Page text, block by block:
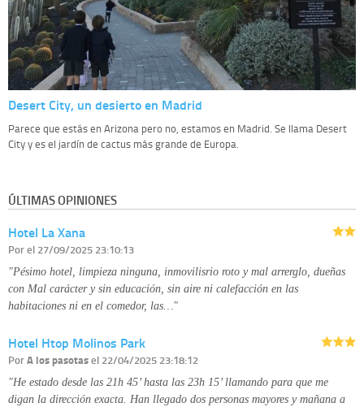
Desert City, un desierto en Madrid
Parece que estás en Arizona pero no, estamos en Madrid. Se llama Desert
City y es el jardín de cactus más grande de Europa.
ÚLTIMAS OPINIONES
Hotel La Xana
Porel 27/09/2025 23:10:13
"Pésimo hotel, limpieza ninguna, inmovilisrio roto y mal arrerglo, dueñas
con Mal carácter y sin educación, sin aire ni calefacción en las
habitaciones ni en el comedor, las…"
Hotel Htop Molinos Park
PorA los pasotasel 22/04/2025 23:18:12
"He estado desde las 21h 45’ hasta las 23h 15’ llamando para que me
digan la dirección exacta. Han llegado dos personas mayores y mañana a